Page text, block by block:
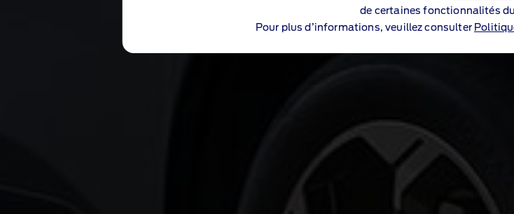
de certaines fonctionnalités
Pour plus d’informations, veuillez consulter